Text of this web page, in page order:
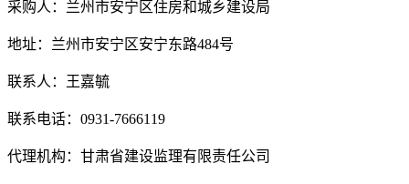
采购人： 兰州市安宁区住房和城乡建设局
地址： 兰州市安宁区安宁东路484号
联系人： 王嘉毓
联系电话： 0931-7666119
代理机构： 甘肃省建设监理有限责任公司